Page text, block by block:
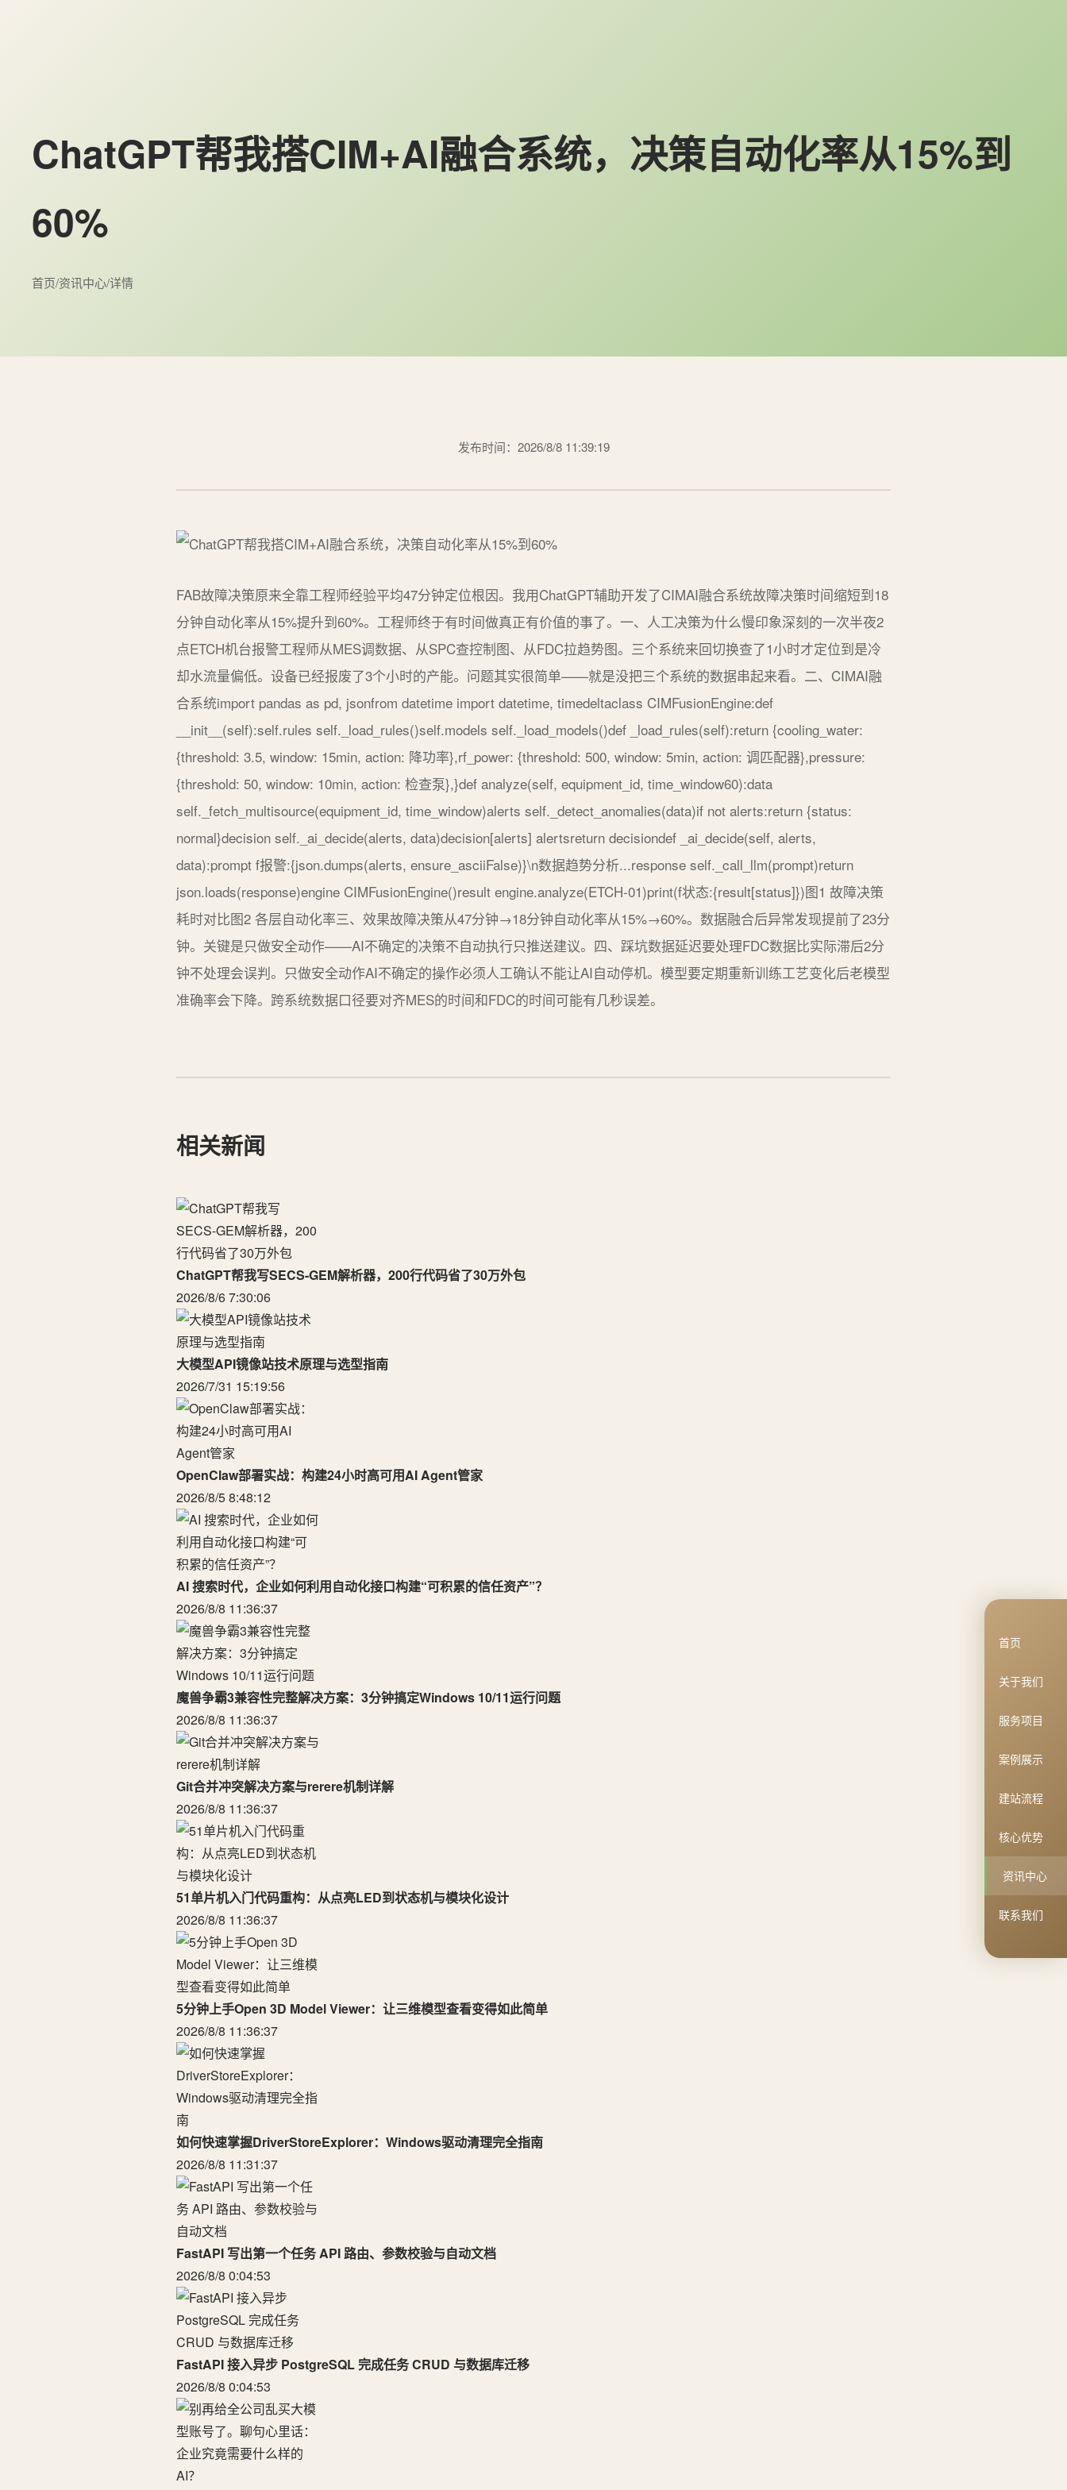
首页
关于我们
服务项目
案例展示
建站流程
核心优势
资讯中心
联系我们
ChatGPT帮我搭CIM+AI融合系统，决策自动化率从15%到
60%
首页/资讯中心/详情
发布时间：2026/8/8 11:39:19
FAB故障决策原来全靠工程师经验平均47分钟定位根因。我用ChatGPT辅助开发了CIMAI融合系统故障决策时间缩短到18
分钟自动化率从15%提升到60%。工程师终于有时间做真正有价值的事了。一、人工决策为什么慢印象深刻的一次半夜2
点ETCH机台报警工程师从MES调数据、从SPC查控制图、从FDC拉趋势图。三个系统来回切换查了1小时才定位到是冷
却水流量偏低。设备已经报废了3个小时的产能。问题其实很简单——就是没把三个系统的数据串起来看。二、CIMAI融
合系统import pandas as pd, jsonfrom datetime import datetime, timedeltaclass CIMFusionEngine:def
__init__(self):self.rules self._load_rules()self.models self._load_models()def _load_rules(self):return {cooling_water:
{threshold: 3.5, window: 15min, action: 降功率},rf_power: {threshold: 500, window: 5min, action: 调匹配器},pressure:
{threshold: 50, window: 10min, action: 检查泵},}def analyze(self, equipment_id, time_window60):data
self._fetch_multisource(equipment_id, time_window)alerts self._detect_anomalies(data)if not alerts:return {status:
normal}decision self._ai_decide(alerts, data)decision[alerts] alertsreturn decisiondef _ai_decide(self, alerts,
data):prompt f报警:{json.dumps(alerts, ensure_asciiFalse)}\n数据趋势分析...response self._call_llm(prompt)return
json.loads(response)engine CIMFusionEngine()result engine.analyze(ETCH-01)print(f状态:{result[status]})图1 故障决策
耗时对比图2 各层自动化率三、效果故障决策从47分钟→18分钟自动化率从15%→60%。数据融合后异常发现提前了23分
钟。关键是只做安全动作——AI不确定的决策不自动执行只推送建议。四、踩坑数据延迟要处理FDC数据比实际滞后2分
钟不处理会误判。只做安全动作AI不确定的操作必须人工确认不能让AI自动停机。模型要定期重新训练工艺变化后老模型
准确率会下降。跨系统数据口径要对齐MES的时间和FDC的时间可能有几秒误差。
相关新闻
ChatGPT帮我写SECS-GEM解析器，200行代码省了30万外包
2026/8/6 7:30:06
大模型API镜像站技术原理与选型指南
2026/7/31 15:19:56
OpenClaw部署实战：构建24小时高可用AI Agent管家
2026/8/5 8:48:12
AI 搜索时代，企业如何利用自动化接口构建“可积累的信任资产”？
2026/8/8 11:36:37
魔兽争霸3兼容性完整解决方案：3分钟搞定Windows 10/11运行问题
2026/8/8 11:36:37
Git合并冲突解决方案与rerere机制详解
2026/8/8 11:36:37
51单片机入门代码重构：从点亮LED到状态机与模块化设计
2026/8/8 11:36:37
5分钟上手Open 3D Model Viewer：让三维模型查看变得如此简单
2026/8/8 11:36:37
如何快速掌握DriverStoreExplorer：Windows驱动清理完全指南
2026/8/8 11:31:37
FastAPI 写出第一个任务 API 路由、参数校验与自动文档
2026/8/8 0:04:53
FastAPI 接入异步 PostgreSQL 完成任务 CRUD 与数据库迁移
2026/8/8 0:04:53